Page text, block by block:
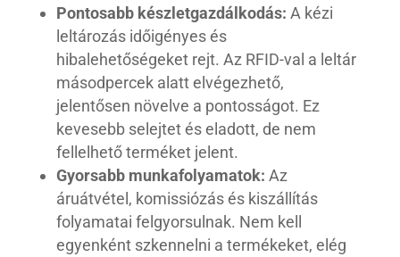
Pontosabb készletgazdálkodás: A kézi
leltározás időigényes és
hibalehetőségeket rejt. Az RFID-val a leltár
másodpercek alatt elvégezhető,
jelentősen növelve a pontosságot. Ez
kevesebb selejtet és eladott, de nem
fellelhető terméket jelent.
Gyorsabb munkafolyamatok: Az
áruátvétel, komissiózás és kiszállítás
folyamatai felgyorsulnak. Nem kell
egyenként szkennelni a termékeket, elég